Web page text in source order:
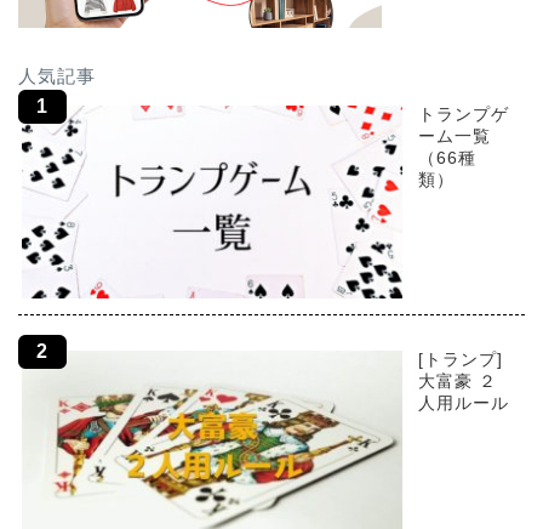
人気記事
トランプゲ
ーム一覧
（66種
類）
[トランプ]
大富豪 ２
人用ルール